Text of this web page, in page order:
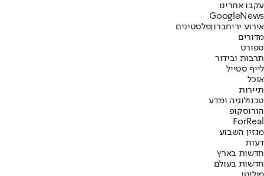
עקבו אחרינו
Googl eNews
אירוע יריחברוןפלסטינים
מדורים
ספורט
תרבות ובידור
לייף סטייל
אוכל
תיירות
טכנולוגיה ומדע
הורוסקופ
ForReal
מגזין השבוע
דעות
חדשות בארץ
חדשות בעולם